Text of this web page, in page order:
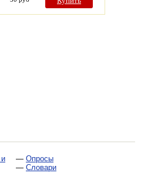
— Опросы
— Словари